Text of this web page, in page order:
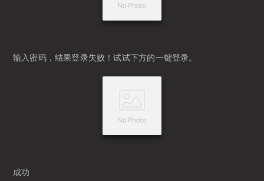
输入密码，结果登录失败！试试下方的一键登录。
成功